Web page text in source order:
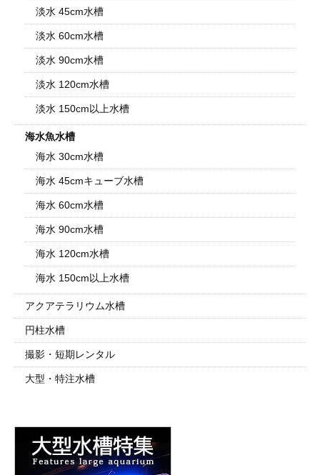
淡水 45cm水槽
淡水 60cm水槽
淡水 90cm水槽
淡水 120cm水槽
淡水 150cm以上水槽
海水魚水槽
海水 30cm水槽
海水 45cmキューブ水槽
海水 60cm水槽
海水 90cm水槽
海水 120cm水槽
海水 150cm以上水槽
アクアテラリウム水槽
円柱水槽
撮影・短期レンタル
大型・特注水槽